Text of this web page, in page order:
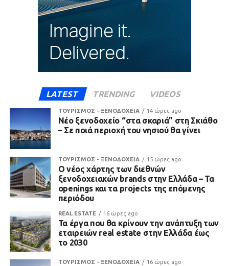
LATEST TRENDING VIDEOS
ΤΟΥΡΙΣΜΟΣ - ΞΕΝΟΔΟΧΕΙΑ 14 ώρες ago
Νέο ξενοδοχείο “στα σκαριά” στη Σκιάθο
– Σε ποιά περιοχή του νησιού θα γίνει
ΤΟΥΡΙΣΜΟΣ - ΞΕΝΟΔΟΧΕΙΑ 15 ώρες ago
Ο νέος χάρτης των διεθνών
ξενοδοχειακών brands στην Ελλάδα – Τα
openings και τα projects της επόμενης
περιόδου
REAL ESTATE 16 ώρες ago
Τα έργα που θα κρίνουν την ανάπτυξη των
εταιρειών real estate στην Ελλάδα έως
το 2030
ΤΟΥΡΙΣΜΟΣ - ΞΕΝΟΔΟΧΕΙΑ 16 ώρες ago